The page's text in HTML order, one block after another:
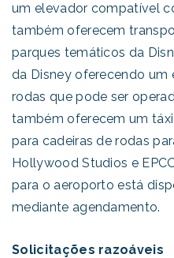
um elevador compatível
também oferecem
parques temáticos da
da Disney oferecendo um
rodas que pode ser
também oferecem um
para cadeiras de rodas
Hollywood Studios e
para o aeroporto está
mediante agendamento.
Solicitações razoáveis